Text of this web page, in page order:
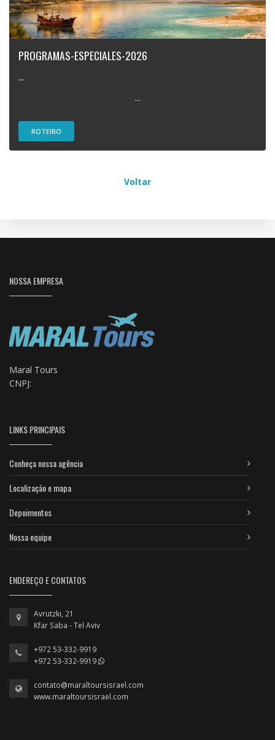
PROGRAMAS-ESPECIALES-2026
...
--
ROTEIRO
Voltar
NOSSA EMPRESA
Maral Tours
CNPJ:
LINKS PRINCIPAIS
Conheça nossa agência
Localização e mapa
Depoimentos
Nossa equipe
ENDEREÇO E CONTATOS
Avrutzki, 21
Kfar Saba - Tel Aviv
+972 53-332-9919
+972 53-332-9919
contato@maraltoursisrael.com
www.maraltoursisrael.com